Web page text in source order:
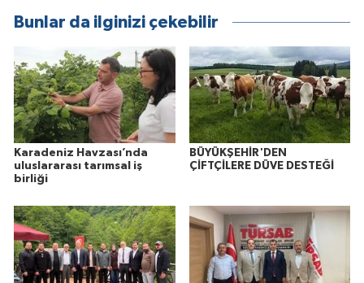
Bunlar da ilginizi çekebilir
Karadeniz Havzası’nda
uluslararası tarımsal iş
birliği
BÜYÜKŞEHİR'DEN
ÇİFTÇİLERE DÜVE DESTEĞİ